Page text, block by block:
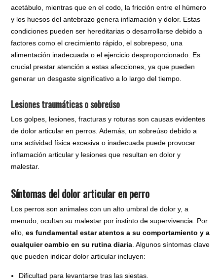
acetábulo, mientras que en el codo, la fricción entre el húmero
y los huesos del antebrazo genera inflamación y dolor. Estas
condiciones pueden ser hereditarias o desarrollarse debido a
factores como el crecimiento rápido, el sobrepeso, una
alimentación inadecuada o el ejercicio desproporcionado. Es
crucial prestar atención a estas afecciones, ya que pueden
generar un desgaste significativo a lo largo del tiempo.
Lesiones traumáticas o sobreúso
Los golpes, lesiones, fracturas y roturas son causas evidentes
de dolor articular en perros. Además, un sobreúso debido a
una actividad física excesiva o inadecuada puede provocar
inflamación articular y lesiones que resultan en dolor y
malestar.
Síntomas del dolor articular en perro
Los perros son animales con un alto umbral de dolor y, a
menudo, ocultan su malestar por instinto de supervivencia. Por
ello,es fundamental estar atentos a su comportamiento y a
cualquier cambio en su rutina diaria . Algunos síntomas clave
que pueden indicar dolor articular incluyen:
Dificultad para levantarse tras las siestas.